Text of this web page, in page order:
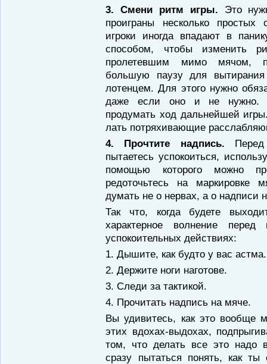
3. Смени ритм игры. Это
проиграны несколько простых
игроки иногда впадают в
способом, чтобы изменить
пролетев­шим мимо мячом,
большую паузу для
лотенцем. Для этого нужно
даже если оно и не нужно.
продумать ход дальнейшей
лать потряхивающие
4. Прочтите надпись. Перед
пытаетесь ус­покоиться,
помощью которого можно
редоточьтесь на маркировке
думать не о нервах, а о надписи
Так что, когда будете
характерное волнение
успокоительных действиях:
1. Дышите, как будто у вас астма.
2. Держите ноги наготове.
3. Следи за тактикой.
4. Прочитать надпись на мяче.
Вы удивитесь, как это вообще
этих вдохах-выдохах,
том, что делать все это надо
сразу пытаться понять, как ты